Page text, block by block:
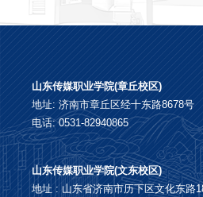
山东传媒职业学院(章丘校区)
地址: 济南市章丘区经十东路8678号
电话: 0531-82940865
山东传媒职业学院(文东校区)
地址 : 山东省济南市历下区文化东路